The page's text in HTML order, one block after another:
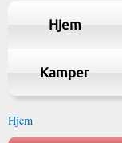
Hjem
Kamper
Hjem